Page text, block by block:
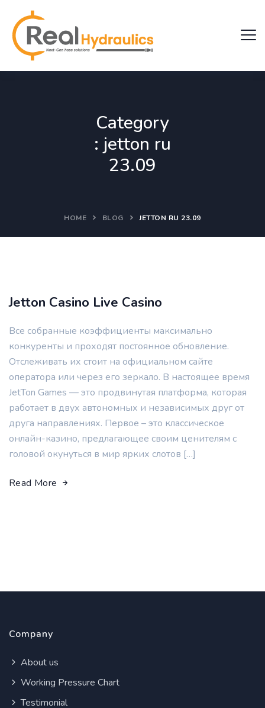
Category
: jetton ru
23.09
HOME BLOG JETTON RU 23.09
Jetton Casino Live Casino
Все собранные коэффициенты максимально
конкуренты и проходят постоянное обновление.
Отслеживать их стоит на официальном сайте
оператора или через его зеркало. В настоящее время
JetTon Games — это продвинутая платформа, которая
работает в двух автономных и независимых друг от
друга направлениях. Первое – это классическое
онлайн-казино, предлагающее своим ценителям с
головой окунуться в мир ярких слотов […]
Read More
Company
About us
Working Pressure Chart
Testimonial